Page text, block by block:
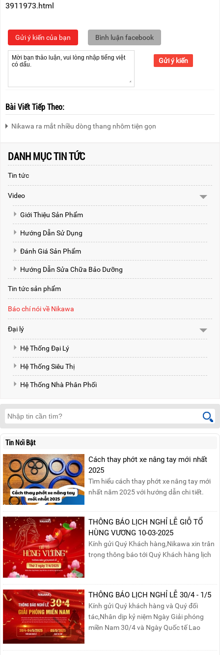
3911973.html
Gửi ý kiến của bạn Bình luận facebook
Gửi ý kiến
Bài Viết Tiếp Theo:
Nikawa ra mắt nhiều dòng thang nhôm tiện gọn
DANH MỤC TIN TỨC
Tin tức
Video
Giới Thiệu Sản Phẩm
Hướng Dẫn Sử Dụng
Đánh Giá Sản Phẩm
Hướng Dẫn Sửa Chữa Bảo Dưỡng
Tin tức sản phẩm
Báo chí nói về Nikawa
Đại lý
Hệ Thống Đại Lý
Hệ Thống Siêu Thị
Hệ Thống Nhà Phân Phối
Tin Nổi Bật
Cách thay phớt xe nâng tay mới nhất
2025
Tìm hiểu cách thay phớt xe nâng tay mới
nhất năm 2025 với hướng dẫn chi tiết.
phớt đúng cách, giúp xe nâng hoạt động
hiệu quả và bền lâu!
THÔNG BÁO LỊCH NGHỈ LỄ GIỖ TỔ
HÙNG VƯƠNG 10-03-2025
Kính gửi Quý Khách hàng,Nikawa xin trân
trọng thông báo tới Quý Khách hàng lịch
07/04/2025, nhằm ngày Giỗ Tổ Hùng
Vương – dịp để tưởng nhớ công ơn dựng
nước của các Vua Hùng....
THÔNG BÁO LỊCH NGHỈ LỄ 30/4 - 1/5
Kính gửi Quý khách hàng và Quý đối
tác,Nhân dịp kỷ niệm Ngày Giải phóng
miền Nam 30/4 và Ngày Quốc tế Lao
báo lịch nghỉ lễ như sau:Thời gian nghỉ: Từ